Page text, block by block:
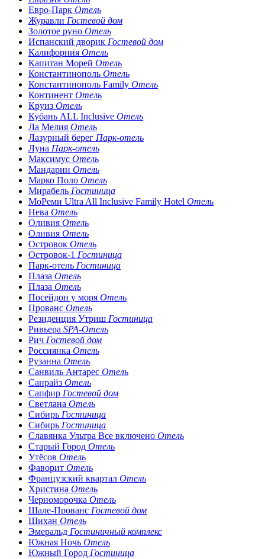
Евро-Парк Отель
Журавли Гостевой дом
Золотое руно Отель
Испанский дворик Гостевой дом
Калифорния Отель
Капитан Морей Отель
Константинополь Отель
Константинополь Family Отель
Континент Отель
Круиз Отель
Кубань ALL Inclusive Отель
Ла Мелия Отель
Лазурный берег Парк-отель
Луна Парк-отель
Максимус Отель
Мандарин Отель
Марко Поло Отель
Мирабель Гостиница
МоРеми Ultra All Inclusive Family Hotel Отель
Нева Отель
Оливия Отель
Оливия Отель
Островок Отель
Островок-1 Гостиница
Парк-отель Гостиница
Плаза Отель
Плаза Отель
Посейдон у моря Отель
Прованс Отель
Резиденция Утриш Гостиница
Ривьера SPA-Отель
Рич Гостевой дом
Россиянка Отель
Рузанна Отель
Санвиль Антарес Отель
Санрайз Отель
Сапфир Гостевой дом
Светлана Отель
Сибирь Гостиница
Сибирь Гостиница
Славянка Ультра Все включено Отель
Старый Город Отель
Утёсов Отель
Фаворит Отель
Французский квартал Отель
Христина Отель
Черноморочка Отель
Шале-Прованс Гостевой дом
Шихан Отель
Эмеральд Гостиничный комплекс
Южная Ночь Отель
Южный Город Гостиница